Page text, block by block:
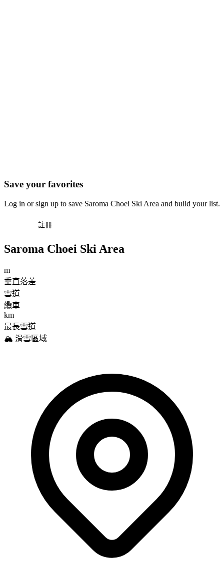
Save your favorites
Log in or sign up to save Saroma Choei Ski Area and build your list.
註冊
Saroma Choei Ski Area
m
垂直落差
雪道
纜車
km
最長雪道
🏔️ 滑雪區域